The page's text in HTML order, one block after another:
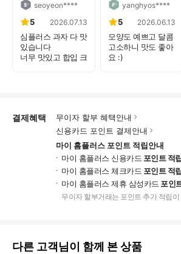
seoyeon****
5 2026.07.13
심플러스 과자 다 맛
있습니다
너무 맛있고 합입 크
yanghyos****
5 2026.06.13
모양도 예쁘고 달콤
고소하니 맛도 좋아
요 :)
결제혜택
무이자 할부 혜택안내
신용카드 포인트 결제안내
마이 홈플러스 포인트 적립안내
마이 홈플러스 신용카드 포인트 적
마이 홈플러스 체크카드 포인트 적
마이 홈플러스 제휴 삼성카드 포인
무이자 할부거래는 포인트 추가 적립
다른 고객님이 함께 본 상품